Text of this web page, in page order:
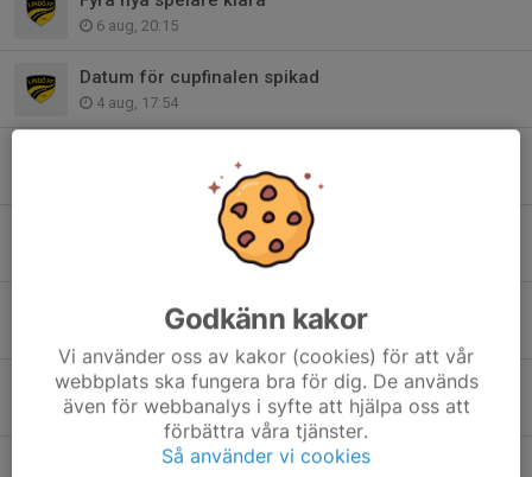
6 aug, 20:15
Datum för cupfinalen spikad
4 aug, 17:54
"Enorma kämpainsatser"
Köp biljett till historiska matchen
29 jul, 12:08
Ha en skön sommar
3 jul, 21:26
27 augusti skriver vi historia
Godkänn kakor
Vi använder oss av kakor (cookies) för att vår
webbplats ska fungera bra för dig. De används
även för webbanalys i syfte att hjälpa oss att
förbättra våra tjänster.
Så använder vi cookies